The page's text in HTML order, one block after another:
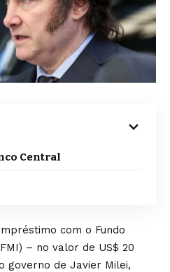
Central
com o Fundo
– no valor de US$ 20
governo de Javier Milei,